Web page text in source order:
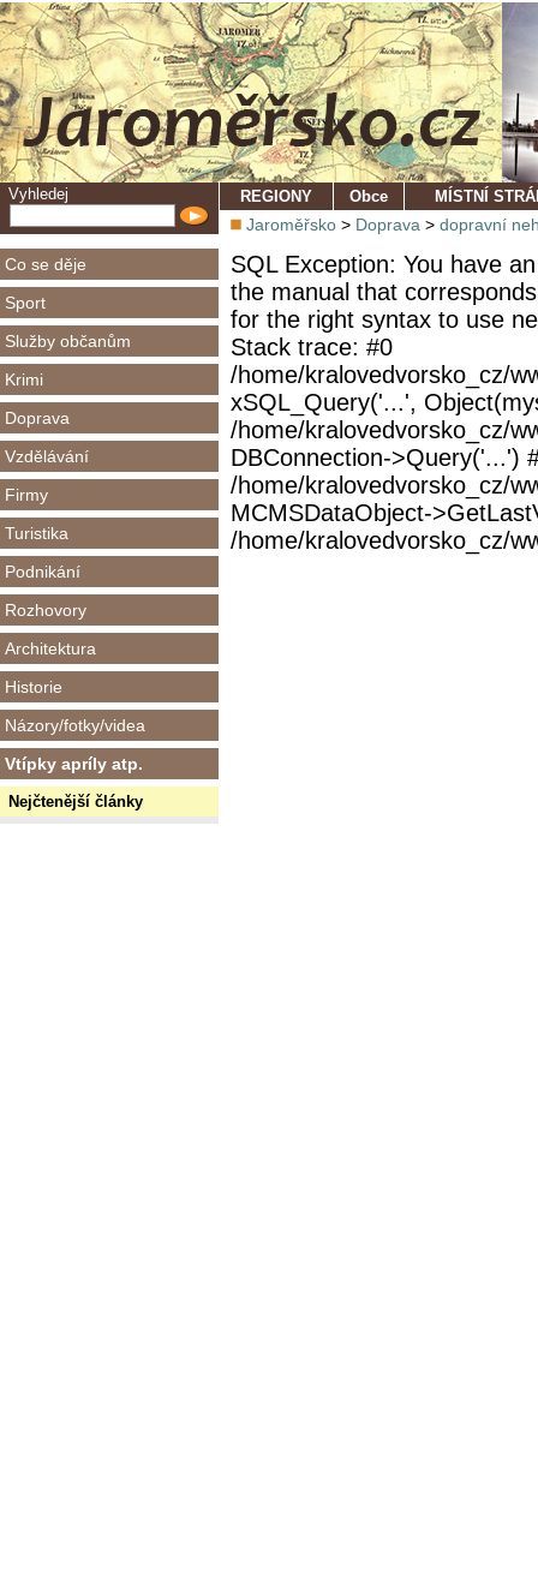
Vyhledej
Co se děje
Sport
Služby občanům
Krimi
Doprava
Vzdělávání
Firmy
Turistika
Podnikání
Rozhovory
Architektura
Historie
Názory/fotky/videa
Vtípky apríly atp.
Nejčtenější články
REGIONY Obce MÍSTNÍ
Jaroměřsko > Doprava > dopravní
SQL Exception: You have
the manual that
for the right syntax to use
Stack trace: #0
/home/kralovedvorsko_cz/
xSQL_Query('...',
/home/kralovedvorsko_cz/
DBConnection->Query('...')
/home/kralovedvorsko_cz/
MCMSDataObject-
/home/kralovedvorsko_cz/